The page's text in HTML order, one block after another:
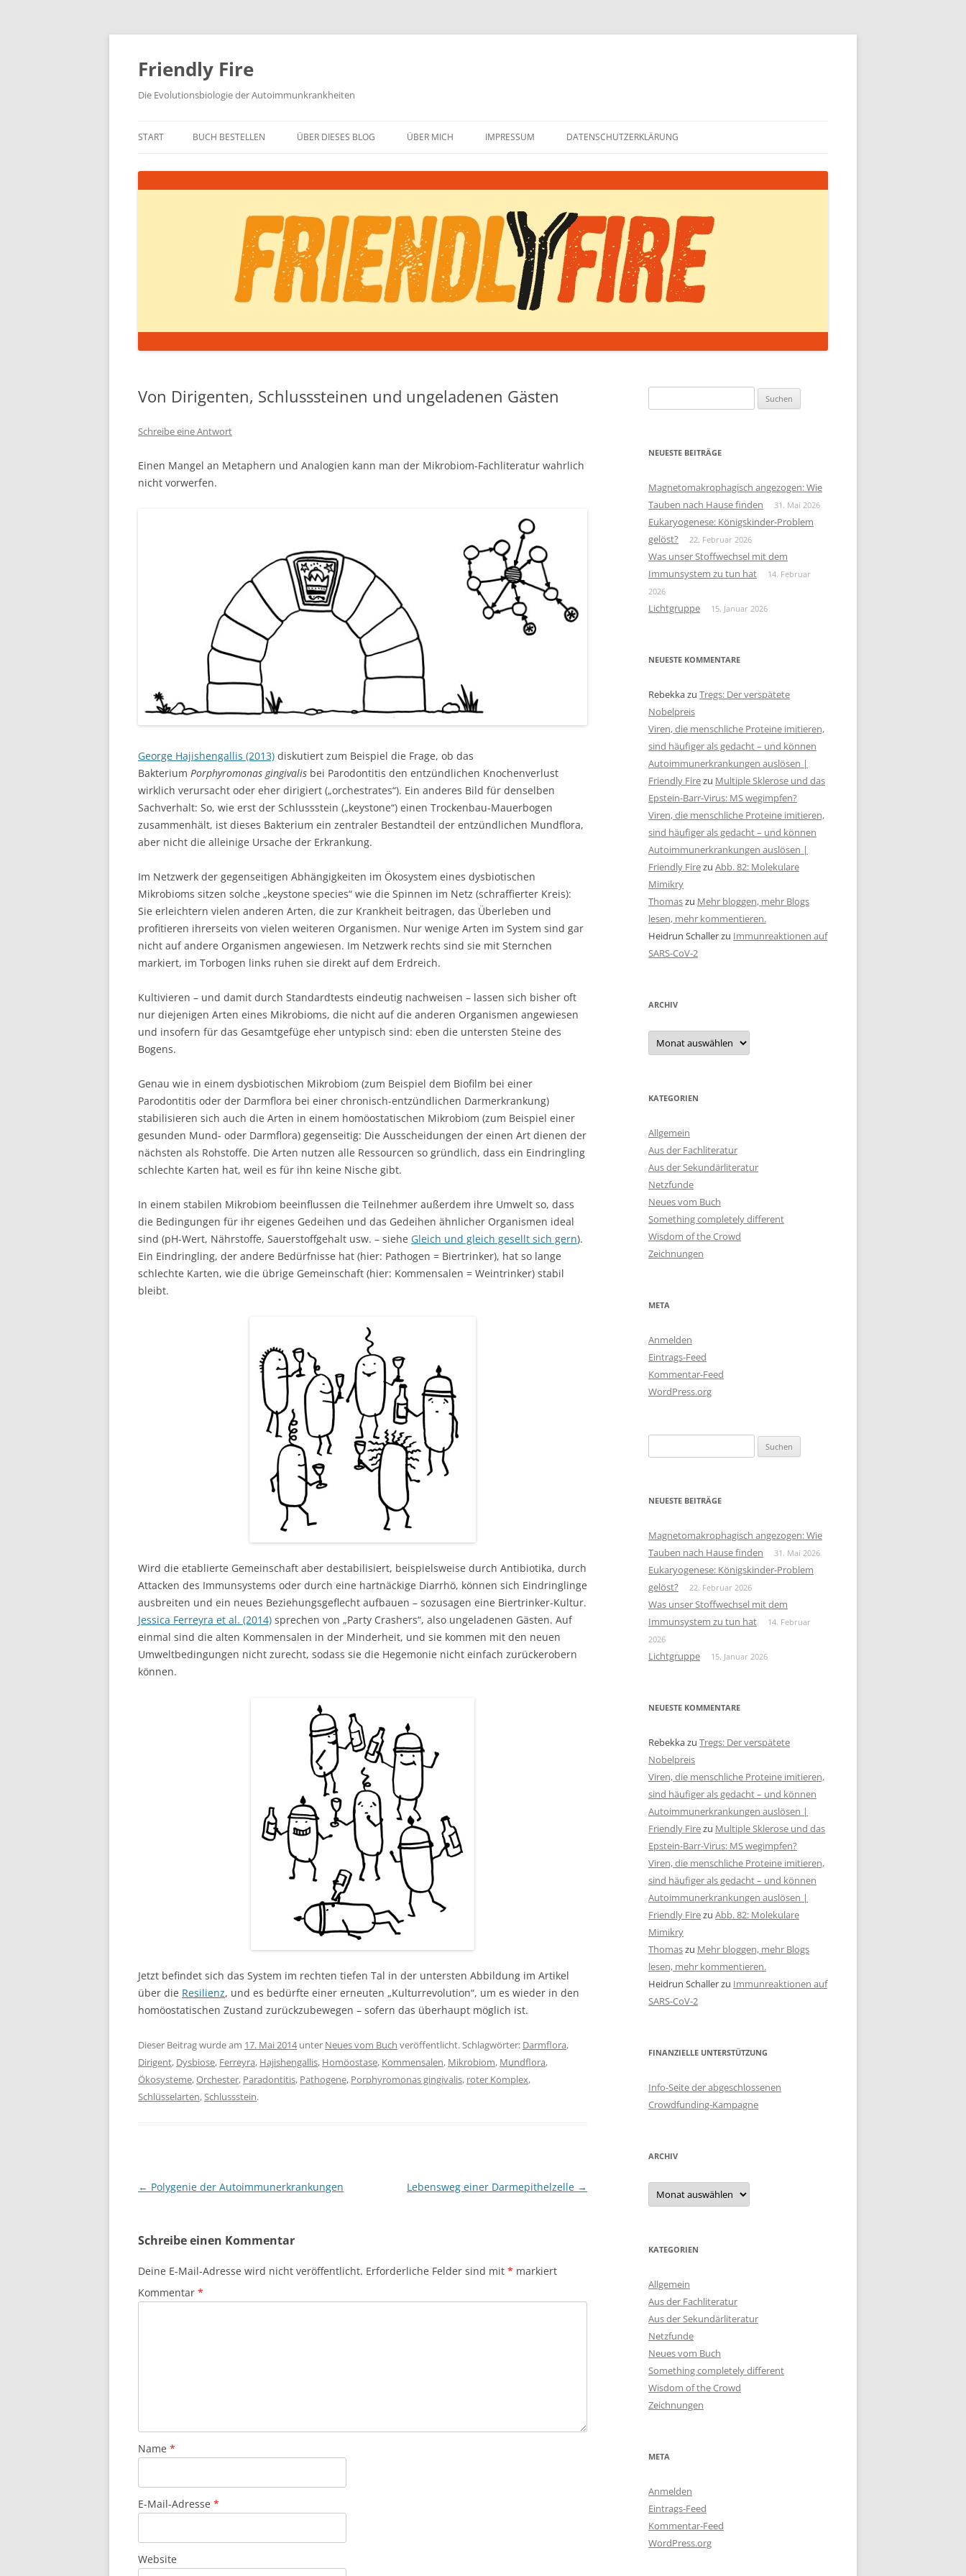
Zum
springen
Friendly Fire
Die Evolutionsbiologie der Autoimmunkrankheiten
START BUCH BESTELLEN ÜBER DIESES BLOG ÜBER MICH IMPRESSUM DATENSCHUTZERKLÄRUNG
Von Dirigenten, Schlusssteinen und ungeladenen Gästen
Schreibe eine Antwort
Einen Mangel an Metaphern und Analogien kann man der Mikrobiom-Fachliteratur wahrlich
nicht vorwerfen.
George Hajishengallis (2013) diskutiert zum Beispiel die Frage, ob das
Bakterium Porphyromonas gingivalis bei Parodontitis den entzündlichen Knochenverlust
wirklich verursacht oder eher dirigiert („orchestrates“). Ein anderes Bild für denselben
Sachverhalt: So, wie erst der Schlussstein („keystone“) einen Trockenbau-Mauerbogen
zusammenhält, ist dieses Bakterium ein zentraler Bestandteil der entzündlichen Mundflora,
aber nicht die alleinige Ursache der Erkrankung.
Im Netzwerk der gegenseitigen Abhängigkeiten im Ökosystem eines dysbiotischen
Mikrobioms sitzen solche „keystone species“ wie die Spinnen im Netz (schraffierter Kreis):
Sie erleichtern vielen anderen Arten, die zur Krankheit beitragen, das Überleben und
profitieren ihrerseits von vielen weiteren Organismen. Nur wenige Arten im System sind gar
nicht auf andere Organismen angewiesen. Im Netzwerk rechts sind sie mit Sternchen
markiert, im Torbogen links ruhen sie direkt auf dem Erdreich.
Kultivieren – und damit durch Standardtests eindeutig nachweisen – lassen sich bisher oft
nur diejenigen Arten eines Mikrobioms, die nicht auf die anderen Organismen angewiesen
und insofern für das Gesamtgefüge eher untypisch sind: eben die untersten Steine des
Bogens.
Genau wie in einem dysbiotischen Mikrobiom (zum Beispiel dem Biofilm bei einer
Parodontitis oder der Darmflora bei einer chronisch-entzündlichen Darmerkrankung)
stabilisieren sich auch die Arten in einem homöostatischen Mikrobiom (zum Beispiel einer
gesunden Mund- oder Darmflora) gegenseitig: Die Ausscheidungen der einen Art dienen der
nächsten als Rohstoffe. Die Arten nutzen alle Ressourcen so gründlich, dass ein Eindringling
schlechte Karten hat, weil es für ihn keine Nische gibt.
In einem stabilen Mikrobiom beeinflussen die Teilnehmer außerdem ihre Umwelt so, dass
die Bedingungen für ihr eigenes Gedeihen und das Gedeihen ähnlicher Organismen ideal
sind (pH-Wert, Nährstoffe, Sauerstoffgehalt usw. – siehe Gleich und gleich gesellt sich gern).
Ein Eindringling, der andere Bedürfnisse hat (hier: Pathogen = Biertrinker), hat so lange
schlechte Karten, wie die übrige Gemeinschaft (hier: Kommensalen = Weintrinker) stabil
bleibt.
Wird die etablierte Gemeinschaft aber destabilisiert, beispielsweise durch Antibiotika, durch
Attacken des Immunsystems oder durch eine hartnäckige Diarrhö, können sich Eindringlinge
ausbreiten und ein neues Beziehungsgeflecht aufbauen – sozusagen eine Biertrinker-Kultur.
Jessica Ferreyra et al. (2014) sprechen von „Party Crashers“, also ungeladenen Gästen. Auf
einmal sind die alten Kommensalen in der Minderheit, und sie kommen mit den neuen
Umweltbedingungen nicht zurecht, sodass sie die Hegemonie nicht einfach zurückerobern
können.
Jetzt befindet sich das System im rechten tiefen Tal in der untersten Abbildung im Artikel
über die Resilienz, und es bedürfte einer erneuten „Kulturrevolution“, um es wieder in den
homöostatischen Zustand zurückzubewegen – sofern das überhaupt möglich ist.
Dieser Beitrag wurde am 17. Mai 2014unter Neues vom Buch veröffentlicht. Schlagwörter: Darmflora,
Dirigent, Dysbiose, Ferreyra, Hajishengallis, Homöostase, Kommensalen, Mikrobiom, Mundflora,
Ökosysteme,Orchester, Paradontitis, Pathogene, Porphyromonas gingivalis, roter Komplex,
Schlüsselarten, Schlussstein.
Beitragsnavigation
← Polygenie der Autoimmunerkrankungen Lebensweg einer Darmepithelzelle →
Schreibe einen Kommentar
Deine E-Mail-Adresse wird nicht veröffentlicht. Erforderliche Felder sind mit * markiert
Kommentar *
Name *
E-Mail-Adresse *
Website
nach:
NEUESTE BEITRÄGE
Magnetomakrophagisch angezogen: Wie
Tauben nach Hause finden
31. Mai 2026
Eukaryogenese: Königskinder-Problem
gelöst?
22. Februar 2026
Was unser Stoffwechsel mit dem
Immunsystem zu tun hat
14. Februar
2026
Lichtgruppe 15. Januar 2026
NEUESTE KOMMENTARE
Rebekkazu Tregs: Der verspätete
Nobelpreis
Viren, die menschliche Proteine imitieren,
sind häufiger als gedacht – und können
Autoimmunerkrankungen auslösen |
Friendly Firezu Multiple Sklerose und das
Epstein-Barr-Virus: MS wegimpfen?
Viren, die menschliche Proteine imitieren,
sind häufiger als gedacht – und können
Autoimmunerkrankungen auslösen |
Friendly Firezu Abb. 82: Molekulare
Mimikry
Thomaszu Mehr bloggen, mehr Blogs
lesen, mehr kommentieren.
Heidrun Schallerzu Immunreaktionen auf
SARS-CoV-2
ARCHIV
Archiv
KATEGORIEN
Allgemein
Aus der Fachliteratur
Aus der Sekundärliteratur
Netzfunde
Neues vom Buch
Something completely different
Wisdom of the Crowd
Zeichnungen
META
Anmelden
Eintrags-Feed
Kommentar-Feed
WordPress.org
nach:
NEUESTE BEITRÄGE
Magnetomakrophagisch angezogen: Wie
Tauben nach Hause finden
31. Mai 2026
Eukaryogenese: Königskinder-Problem
gelöst?
22. Februar 2026
Was unser Stoffwechsel mit dem
Immunsystem zu tun hat
14. Februar
2026
Lichtgruppe 15. Januar 2026
NEUESTE KOMMENTARE
Rebekkazu Tregs: Der verspätete
Nobelpreis
Viren, die menschliche Proteine imitieren,
sind häufiger als gedacht – und können
Autoimmunerkrankungen auslösen |
Friendly Firezu Multiple Sklerose und das
Epstein-Barr-Virus: MS wegimpfen?
Viren, die menschliche Proteine imitieren,
sind häufiger als gedacht – und können
Autoimmunerkrankungen auslösen |
Friendly Firezu Abb. 82: Molekulare
Mimikry
Thomaszu Mehr bloggen, mehr Blogs
lesen, mehr kommentieren.
Heidrun Schallerzu Immunreaktionen auf
SARS-CoV-2
FINANZIELLE UNTERSTÜTZUNG
Info-Seite der abgeschlossenen
Crowdfunding-Kampagne
ARCHIV
Archiv
KATEGORIEN
Allgemein
Aus der Fachliteratur
Aus der Sekundärliteratur
Netzfunde
Neues vom Buch
Something completely different
Wisdom of the Crowd
Zeichnungen
META
Anmelden
Eintrags-Feed
Kommentar-Feed
WordPress.org